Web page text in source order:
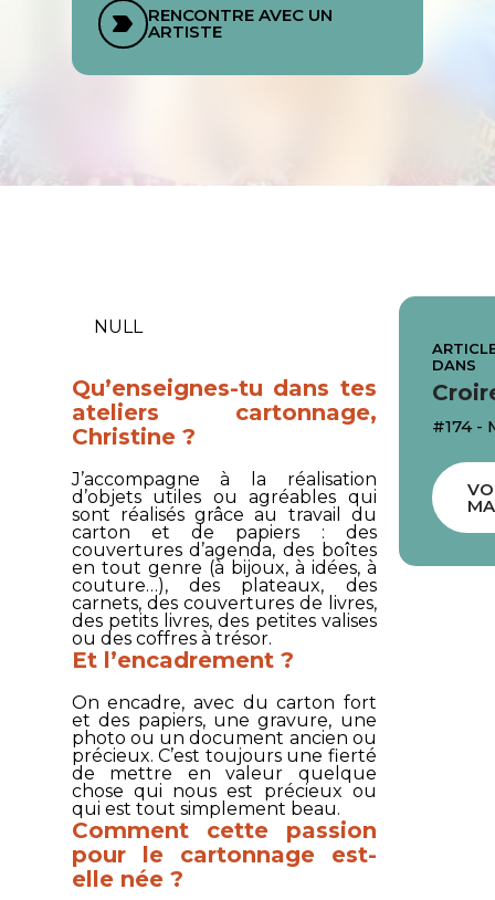
RENCONTRE AVEC UN
ARTISTE
NULL
Qu’enseignes-tu dans tes
ateliers cartonnage,
Christine ?
J’accompagne à la réalisation
d’objets utiles ou agréables qui
sont réalisés grâce au travail du
carton et de papiers : des
couvertures d’agenda, des boîtes
en tout genre (à bijoux, à idées, à
couture…), des plateaux, des
carnets, des couvertures de livres,
des petits livres, des petites valises
ou des coffres à trésor.
Et l’encadrement ?
On encadre, avec du carton fort
et des papiers, une gravure, une
photo ou un document ancien ou
précieux. C’est toujours une fierté
de mettre en valeur quelque
chose qui nous est précieux ou
qui est tout simplement beau.
Comment cette passion
pour le cartonnage est-
elle née ?
DANS
#174 -